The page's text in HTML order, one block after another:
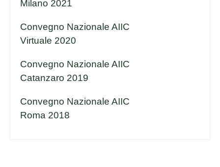
Milano 2021
Convegno Nazionale AIIC
Virtuale 2020
Convegno Nazionale AIIC
Catanzaro 2019
Convegno Nazionale AIIC
Roma 2018